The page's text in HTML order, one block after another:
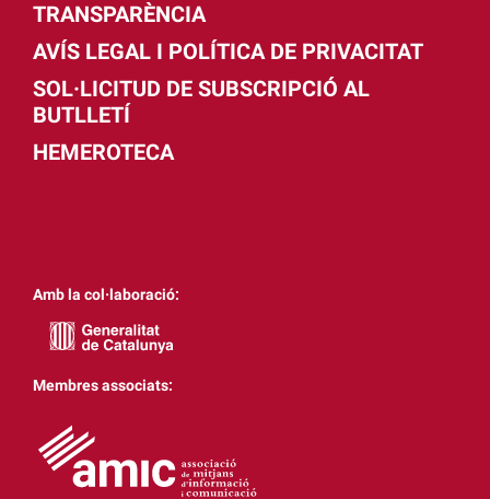
TRANSPARÈNCIA
AVÍS LEGAL I POLÍTICA DE PRIVACITAT
SOL·LICITUD DE SUBSCRIPCIÓ AL
BUTLLETÍ
HEMEROTECA
Amb la col·laboració:
Membres associats: